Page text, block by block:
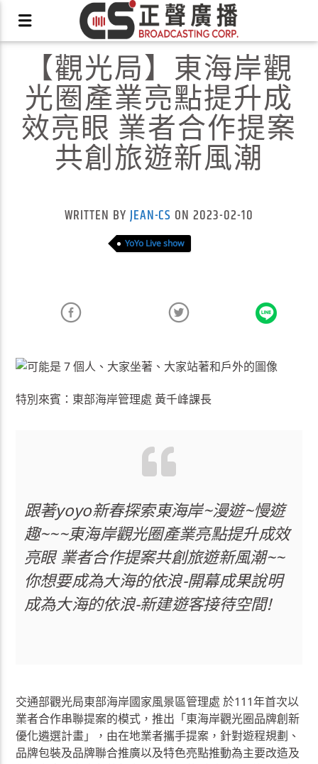
X
【觀光局】東海岸觀
光圈產業亮點提升成
效亮眼 業者合作提案
共創旅遊新風潮
WRITTEN BY JEAN-CS ON 2023-02-10
YoYo Live show
特別來賓：東部海岸管理處 黃千峰課長
跟著yoyo新春探索東海岸~漫遊~慢遊
趣~~~東海岸觀光圈產業亮點提升成效
亮眼 業者合作提案共創旅遊新風潮~~
你想要成為大海的依浪-開幕成果說明
成為大海的依浪-新建遊客接待空間!
交通部觀光局東部海岸國家風景區管理處 於111年首次以
業者合作串聯提案的模式，推出「東海岸觀光圈品牌創新
優化遴選計畫」，由在地業者攜手提案，針對遊程規劃、
品牌包裝及品牌聯合推廣以及特色亮點推動為主要改造及